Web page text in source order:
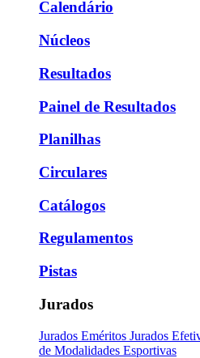
Calendário
Núcleos
Resultados
Painel de Resultados
Planilhas
Circulares
Catálogos
Regulamentos
Pistas
Jurados
Jurados Eméritos Jurados
de Modalidades Esportivas